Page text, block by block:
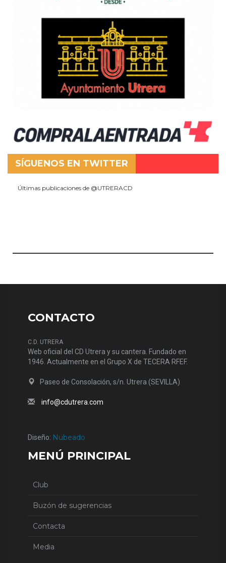
SÍGUENOS EN TWITTER
Últimas publicaciones de @UTRERACD
CONTACTO
C.D. UTRERA
Web oficial del CD Utrera y su cantera. Fundado en
1946. Actualmente en el Grupo X de TECERA RFEF.
Paseo de Consolación, s/n. Utrera (SEVILLA)
info@cdutrera.com
Diseño: Nubeado
MENÚ PRINCIPAL
Club
Buzón de sugerencias
Contacta
Media